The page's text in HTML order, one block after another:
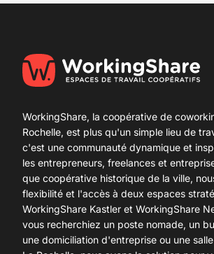
WorkingShare, la coopérative de
Rochelle, est plus qu'un simple lieu de
c'est une communauté dynamique et
les entrepreneurs, freelances et
que coopérative historique de la ville,
flexibilité et l'accès à deux espaces
WorkingShare Kastler et WorkingShare
vous recherchiez un poste nomade, un
une domiciliation d'entreprise ou une